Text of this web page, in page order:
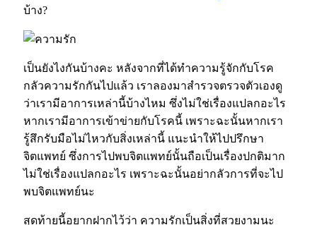
บ้าง?
เป็นยังไงกันบ้างคะ หลังจากที่ได้ทำความรู้จักกับโรค
กลัวความรักกันไปแล้ว เราลองมาสำรวจตรวจตัวเองดู
ว่าเรามีอาการเหล่านี้บ้างไหม ซึ่งไม่ใช่เรื่องแปลกอะไร
หากเรามีอาการเข้าข่ายกับโรคนี้ เพราะฉะนั้นหากเรา
รู้สึกรับมือไม่ไหวกับสิ่งเหล่านี้ แนะนำให้ไปปรึกษา
จิตแพทย์ ซึ่งการไปพบจิตแพทย์นั้นถือเป็นเรื่องปกติมาก
ไม่ใช่เรื่องแปลกอะไร เพราะฉะนั้นอย่ากลัวการที่จะไป
พบจิตแพทย์นะ
สุดท้ายนี้อยากฝากไว้ว่า ความรักเป็นสิ่งที่สวยงามนะ